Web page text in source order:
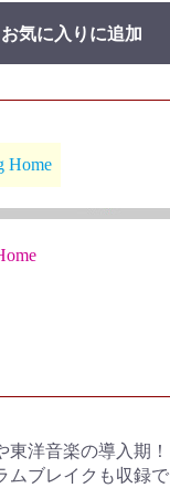
お気に入りに追加
Home
洋音楽の導入期！
ムブレイクも収録で